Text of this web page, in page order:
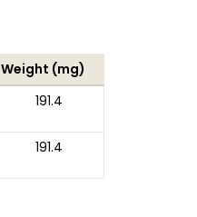
Weight (mg)
191.4
191.4